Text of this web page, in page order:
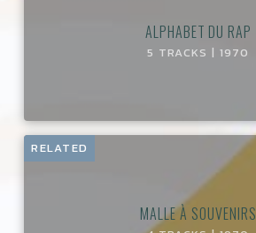
ALPHABET DU RAP
5 TRACKS | 1970
RELATED
MALLE À SOUVENIRS